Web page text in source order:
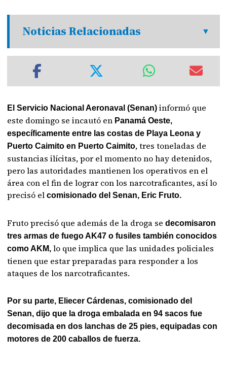
Noticias Relacionadas
El Servicio Nacional Aeronaval (Senan) informó que
este domingo se incautó en Panamá Oeste,
específicamenteentre las costas de Playa Leona y
Puerto Caimitoen Puerto Caimito, tres toneladas de
sustancias ilícitas, por el momento no hay detenidos,
pero las autoridades mantienen los operativos en el
área con el fin de lograr con los narcotraficantes, así lo
precisó el comisionado del Senan, Eric Fruto.
Fruto precisó que además de la droga sedecomisaron
tres armas de fuego AK47 o fusiles también conocidos
como AKM,lo que implica que las unidades policiales
tienen que estar preparadas para responder a los
ataques de los narcotraficantes.
Por su parte, Eliecer Cárdenas, comisionado del
Senan, dijo que la droga embalada en 94 sacos fue
decomisada en dos lanchas de 25 pies, equipadas con
motores de 200 caballos de fuerza.